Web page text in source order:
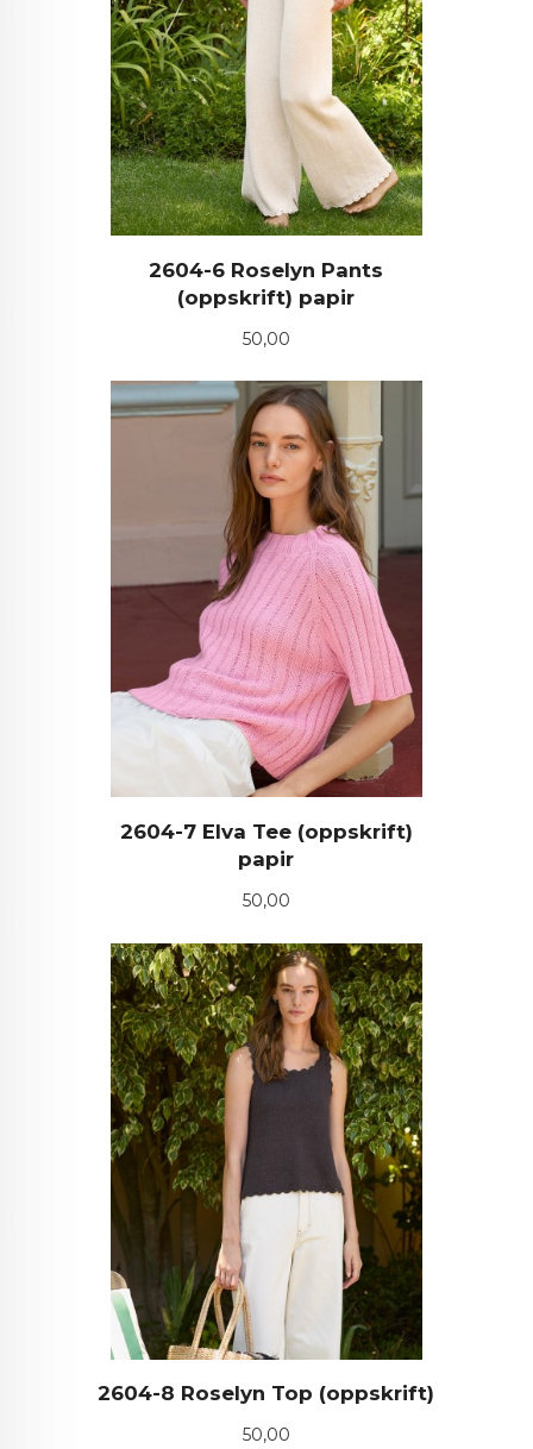
2604-6 Roselyn Pants
(oppskrift) papir
Pris
50,00
2604-7 Elva Tee (oppskrift)
papir
Pris
50,00
2604-8 Roselyn Top (oppskrift)
Pris
50,00